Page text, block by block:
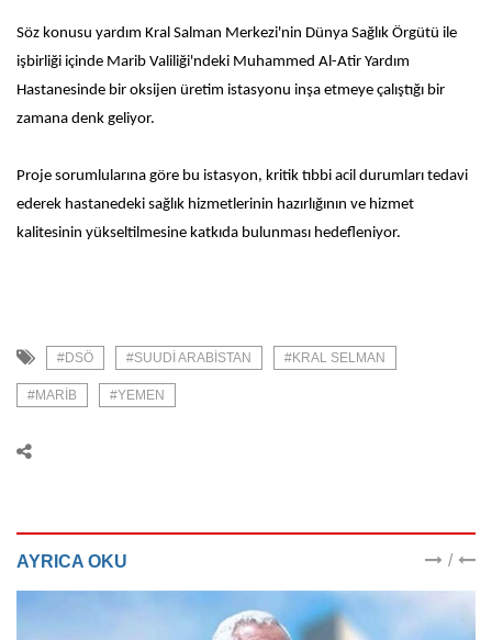
Söz konusu yardım Kral Salman Merkezi'nin Dünya Sağlık Örgütü ile
işbirliği içinde Marib Valiliği'ndeki Muhammed Al-Atir Yardım
Hastanesinde bir oksijen üretim istasyonu inşa etmeye çalıştığı bir
zamana denk geliyor.
Proje sorumlularına göre bu istasyon, kritik tıbbi acil durumları tedavi
ederek hastanedeki sağlık hizmetlerinin hazırlığının ve hizmet
kalitesinin yükseltilmesine katkıda bulunması hedefleniyor.
#DSÖ #SUUDI ARABISTAN #KRAL SELMAN
#MARIB #YEMEN
AYRICA OKU /